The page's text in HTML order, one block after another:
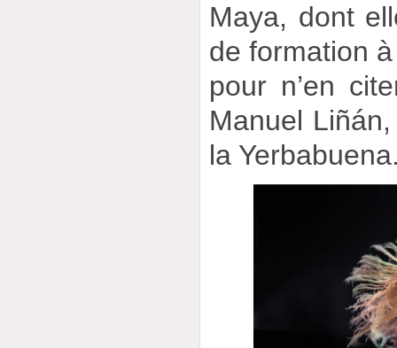
Maya, dont
de formation
pour n’en
Manuel
la